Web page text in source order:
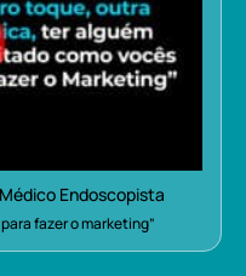
Endoscopista
fazer o marketing”